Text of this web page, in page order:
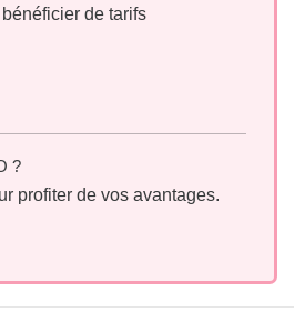
de tarifs
?
profiter de vos avantages.